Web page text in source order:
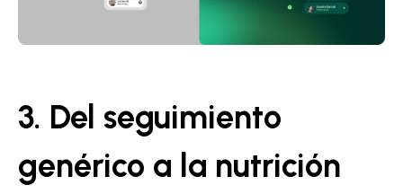
3. Del seguimiento
genérico a la nutrición